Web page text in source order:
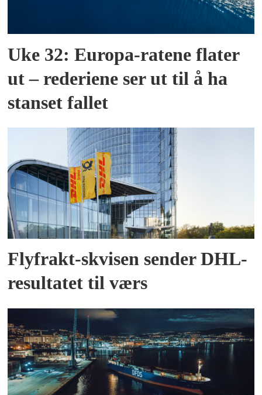
Uke 32: Europa-ratene flater
ut – rederiene ser ut til å ha
stanset fallet
Flyfrakt-skvisen sender DHL-
resultatet til værs